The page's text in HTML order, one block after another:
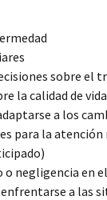
sobre el
la calidad de vida
a los
para la
o negligencia en
a las